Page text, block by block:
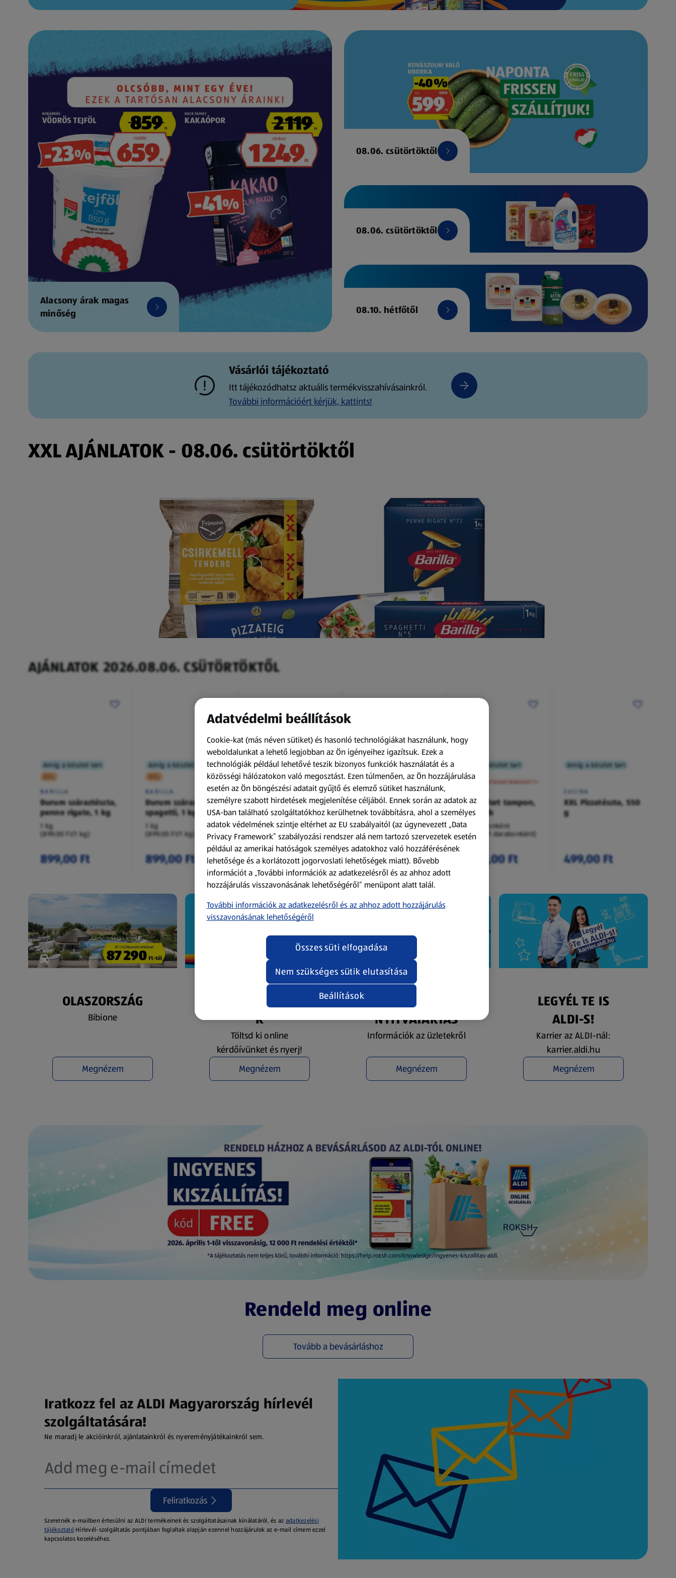
Alacsony árak magas
minőség
08.06. csütörtöktől
08.06. csütörtöktől
08.10. hétfőtől
Vásárlói tájékoztató
Itt tájékozódhatsz aktuális termékvisszahívásainkról.
További információért kérjük, kattints!
XXL AJÁNLATOK - 08.06. csütörtöktől
AJÁNLATOK 2026.08.06. CSÜTÖRTÖKTŐL
Amíg a készlet tart
XXL
BARILLA
Durum száraztészta,
penne rigate, 1 kg
1 kg
(899,00 Ft/1 kg)
899,00 Ft
Amíg a készlet tart
XXL
BARILLA
Durum száraztészta,
spagetti, 1 kg
1 kg
(899,00 Ft/1 kg)
899,00 Ft
Amíg a készlet tart
XXL
ACTIMEL
Actimel joghurtital, 8
palack
0,8 kg
(1 186,25 Ft/1 kg)
949,00 Ft
Amíg a készlet tart
XXL
O.B.
Procomfort tampon,
64 darab
64 darabonként
(59,36 Ft/1 darabonként)
3 799,00 Ft
Amíg a készlet tart
XXL
A termék nem érkezett meg!
Procomfort tampon,
54 darab
54 darabonként
(62,94 Ft/1 darabonként)
3 399,00 Ft
Amíg a készlet tart
CUCINA
XXL Pizzatészta, 550
g
499,00 Ft
OLASZORSZÁG
Bibione
Megnézem
NYEREMÉNYJÁTÉ
K
Töltsd ki online
kérdőívünket és nyerj!
Megnézem
ÜZLETKERESŐ ÉS
NYITVATARTÁS
Információk az üzletekről
Megnézem
LEGYÉL TE IS
ALDI-S!
Karrier az ALDI-nál:
karrier.aldi.hu
Megnézem
(új oldalon nyílik meg)
Rendeld meg online
Tovább a bevásárláshoz
(új oldalon nyílik meg)
Iratkozz fel az ALDI Magyarország hírlevél
szolgáltatására!
Ne maradj le akcióinkról, ajánlatainkról és nyereményjátékainkról sem.
Feliratkozás
Szeretnék e-mailben értesülni az ALDI termékeinek és szolgáltatásainak kínálatáról, és az adatkezelési
tájékoztatóHírlevél-szolgáltatás pontjában foglaltak alapján ezennel hozzájárulok az e-mail címem ezzel
kapcsolatos kezeléséhez.
Adatvédelmi beállítások
Cookie-kat (más néven sütiket) és hasonló technológiákat használunk, hogy
weboldalunkat a lehető legjobban az Ön igényeihez igazítsuk. Ezek a
technológiák például lehetővé teszik bizonyos funkciók használatát és a
közösségi hálózatokon való megosztást. Ezen túlmenően, az Ön hozzájárulása
esetén az Ön böngészési adatait gyűjtő és elemző sütiket használunk,
személyre szabott hirdetések megjelenítése céljából. Ennek során az adatok az
USA-ban található szolgáltatókhoz kerülhetnek továbbításra, ahol a személyes
adatok védelmének szintje eltérhet az EU szabályaitól (az úgynevezett „Data
Privacy Framework” szabályozási rendszer alá nem tartozó szervezetek esetén
például az amerikai hatóságok személyes adatokhoz való hozzáférésének
lehetősége és a korlátozott jogorvoslati lehetőségek miatt). Bővebb
információt a „További információk az adatkezelésről és az ahhoz adott
hozzájárulás visszavonásának lehetőségéről” menüpont alatt talál.
További információk az adatkezelésről és az ahhoz adott hozzájárulás
visszavonásának lehetőségéről
Beállítások
Nem szükséges sütik elutasítása
Összes süti elfogadása